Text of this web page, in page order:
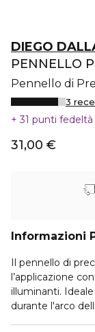
DIEGO
PENNELLO
Pennello di
3
31 punti fedeltà
31,00 €
Informazioni
Il pennello di
l’applicazione
illuminanti.
durante l'arco